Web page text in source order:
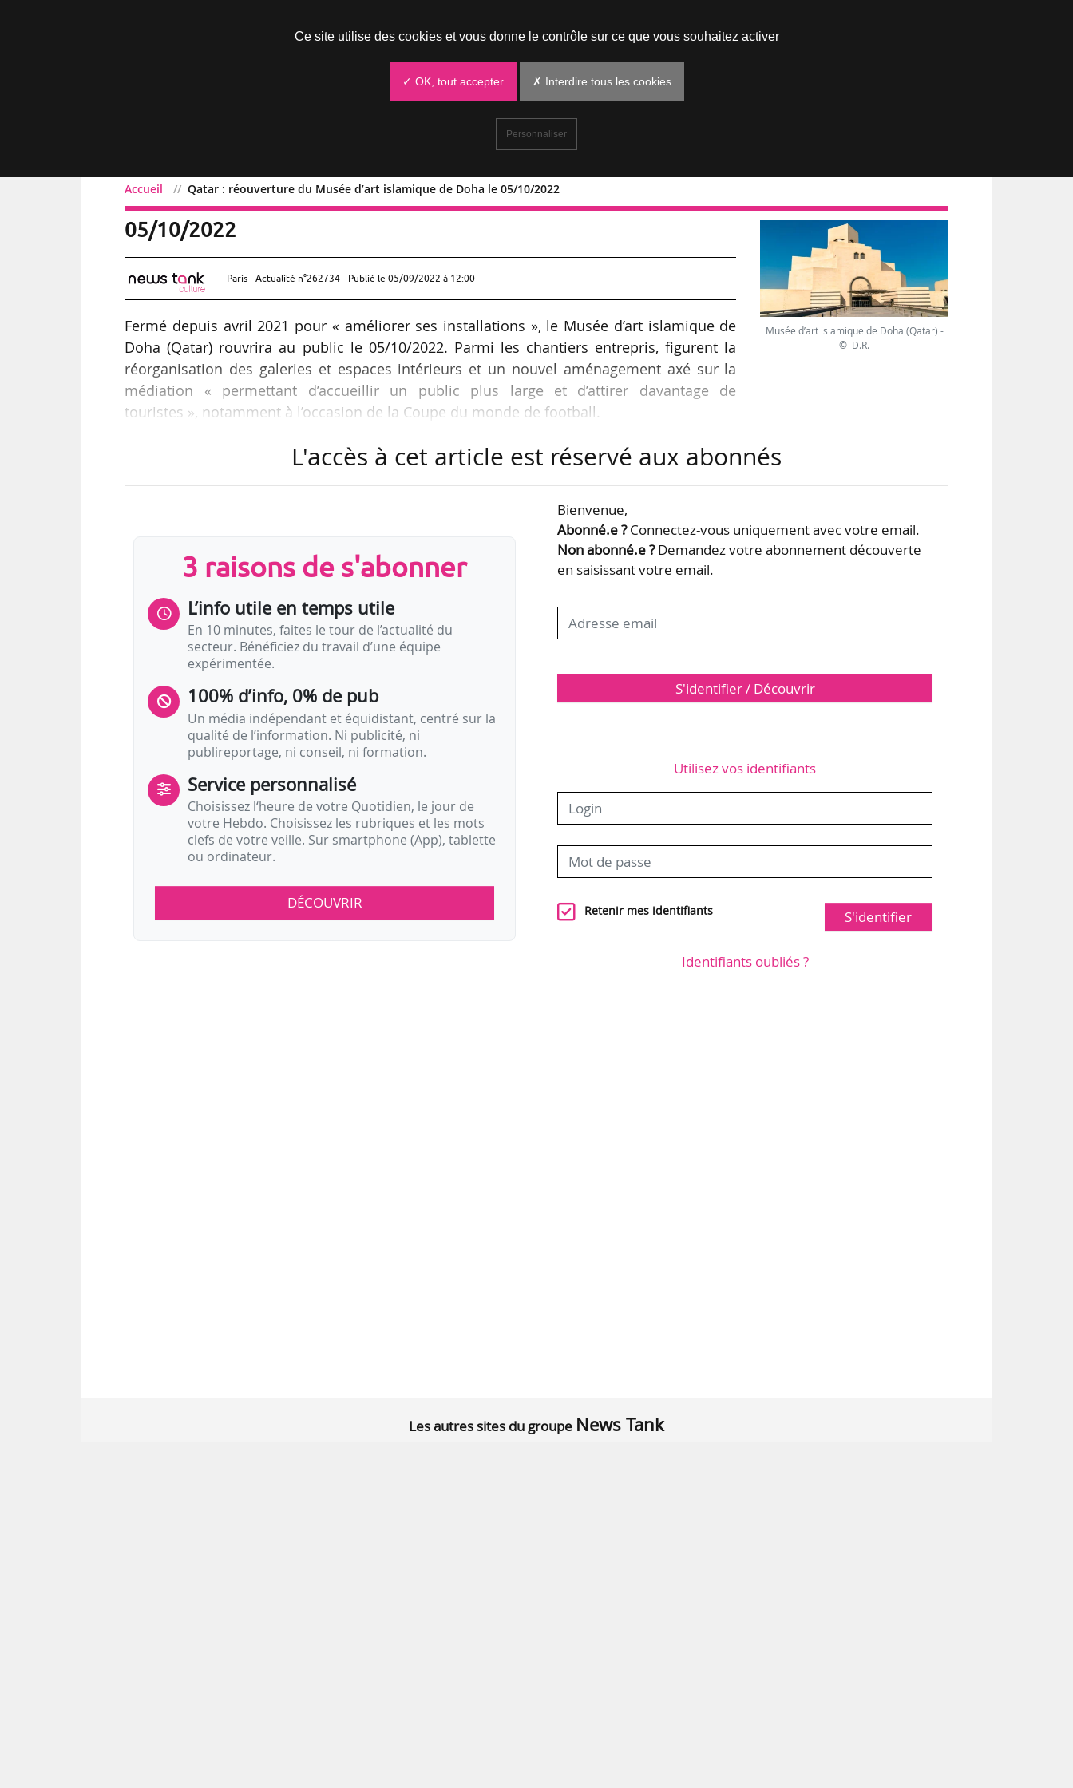
Accueil Qatar : réouverture du Musée d’art islamique de Doha le 05/10/2022
Qatar : réouverture du Musée d’art islamique de Doha le
05/10/2022
Paris - Actualité n°262734 - Publié le 05/09/2022 à 12:00
Fermé depuis avril 2021 pour « améliorer ses installations », le Musée d’art islamique de
Doha (Qatar) rouvrira au public le 05/10/2022. Parmi les chantiers entrepris, figurent la
réorganisation des galeries et espaces intérieurs et un nouvel aménagement axé sur la
médiation « permettant d’accueillir un public plus large et d’attirer davantage de
touristes », notamment à l’occasion de la Coupe du monde de football.
De nouveaux dispositifs de visite, les « Family Trails » (itinéraires préétablis dédiés aux
la pratique ». Ce dernier permettra de découvrir des œuvres par le biais des sens (odorat,
Musée d’art islamique de Doha (Qatar) -
© D.R.
L'accès à cet article est réservé aux abonnés
3 raisons de s'abonner
L’info utile en temps utile
En 10 minutes, faites le tour de l’actualité du
secteur. Bénéficiez du travail d’une équipe
expérimentée.
100% d’info, 0% de pub
Un média indépendant et équidistant, centré sur la
qualité de l’information. Ni publicité, ni
publireportage, ni conseil, ni formation.
Service personnalisé
Choisissez l‘heure de votre Quotidien, le jour de
votre Hebdo. Choisissez les rubriques et les mots
clefs de votre veille. Sur smartphone (App), tablette
ou ordinateur.
DÉCOUVRIR
Bienvenue,
Abonné.e ?Connectez-vous uniquement avec votre email.
Non abonné.e ?Demandez votre abonnement découverte
en saisissant votre email.
S'identifier / Découvrir
Utilisez vos identifiants
Retenir mes identifiants S'identifier
Identifiants oubliés ?
Les autres sites du groupe News Tank
Ce site utilise des cookies et vous donne le contrôle sur ce que vous souhaitez activer
✓ OK, tout accepter ✗ Interdire tous les cookies
Personnaliser